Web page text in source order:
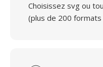
Choisissez svg ou
(plus de 200